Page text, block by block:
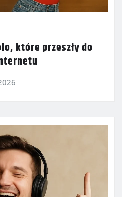
które przeszły do